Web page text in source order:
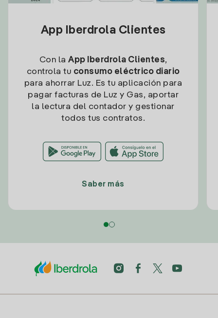
App Iberdrola Clientes
Con la App Iberdrola Clientes,
controla tu consumo eléctrico diario
para ahorrar Luz. Es tu aplicación para
pagar facturas de Luz y Gas, aportar
la lectura del contador y gestionar
todos tus contratos.
Saber más